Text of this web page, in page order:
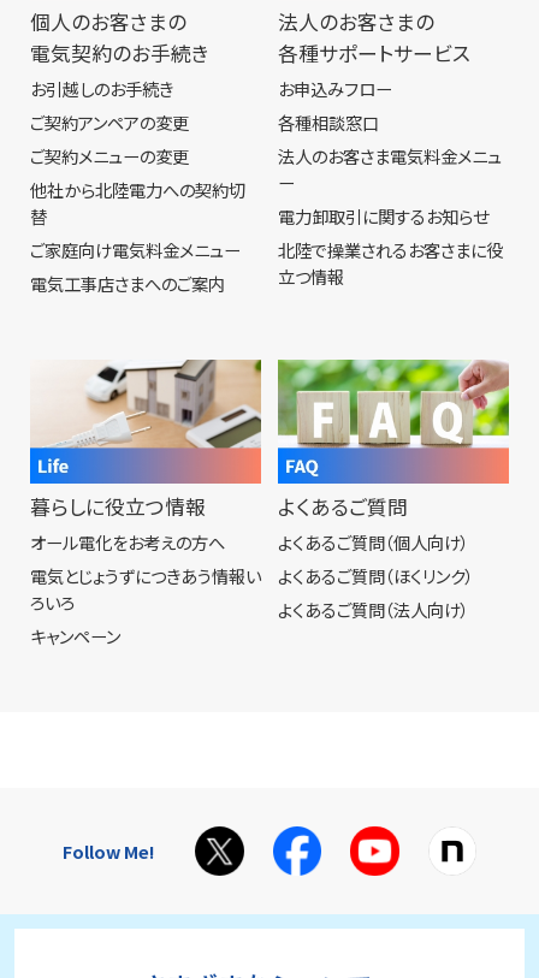
個人のお客さまの
電気契約のお手続き
お引越しのお手続き
ご契約アンペアの変更
ご契約メニューの変更
他社から北陸電力への契約切
替
ご家庭向け電気料金メニュー
電気工事店さまへのご案内
法人のお客さまの
各種サポートサービス
お申込みフロー
各種相談窓口
法人のお客さま電気料金メニュ
ー
電力卸取引に関するお知らせ
北陸で操業されるお客さまに役
立つ情報
暮らしに役立つ情報
オール電化をお考えの方へ
電気とじょうずにつきあう情報い
ろいろ
キャンペーン
よくあるご質問
よくあるご質問（個人向け）
よくあるご質問（ほくリンク）
よくあるご質問（法人向け）
Follow Me!